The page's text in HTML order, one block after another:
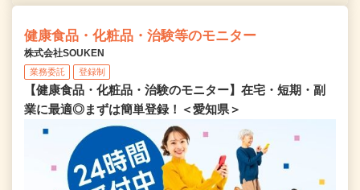
健康食品・化粧品・治験等のモニター
株式会社SOUKEN
業務委託 登録制
【健康食品・化粧品・治験のモニター】在宅・短期・副
業に最適◎まずは簡単登録！＜愛知県＞